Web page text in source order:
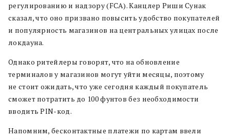
регулированию и надзору (FCA). Канцлер Риши Сунак
сказал, что оно призвано повысить удобство покупателей
и популярность магазинов на центральных улицах после
локдауна.
Однако ритейлеры говорят, что на обновление
терминалов у магазинов могут уйти месяцы, поэтому
не стоит ожидать, что уже сегодня каждый покупатель
сможет потратить до 100 фунтов без необходимости
вводить PIN-код.
Напомним, бесконтактные платежи по картам ввели